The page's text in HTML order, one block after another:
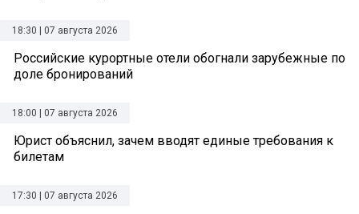
18:30 | 07 августа 2026
Российские курортные отели обогнали зарубежные по
доле бронирований
18:00 | 07 августа 2026
Юрист объяснил, зачем вводят единые требования к
билетам
17:30 | 07 августа 2026